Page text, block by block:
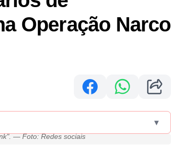
Operação Narco
▾
— Foto: Redes sociais